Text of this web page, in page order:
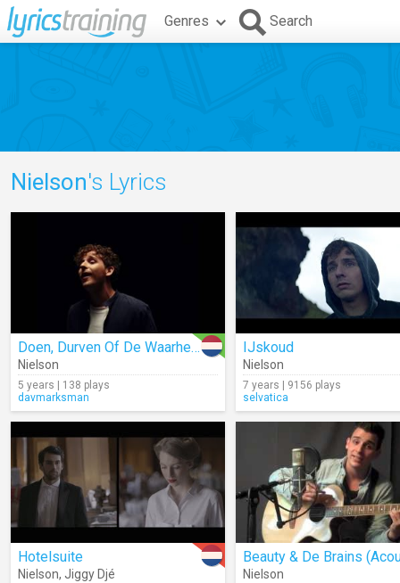
Genres Search
Nielson's Lyrics
Doen, Durven Of De Waarheid
Nielson
5 years | 138 plays
davmarksman
IJskoud
Nielson
7 years | 9156 plays
selvatica
Hotelsuite
Nielson, Jiggy Djé Nielson